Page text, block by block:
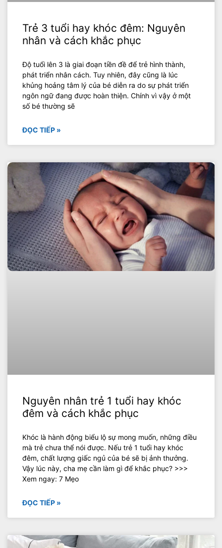
Trẻ 3 tuổi hay khóc đêm: Nguyên
nhân và cách khắc phục
Độ tuổi lên 3 là giai đoạn tiền đề để trẻ hình thành,
phát triển nhân cách. Tuy nhiên, đây cũng là lúc
khủng hoảng tâm lý của bé diễn ra do sự phát triển
ngôn ngữ đang được hoàn thiện. Chính vì vậy ở một
số bé thường sẽ
ĐỌC TIẾP »
Nguyên nhân trẻ 1 tuổi hay khóc
đêm và cách khắc phục
Khóc là hành động biểu lộ sự mong muốn, những điều
mà trẻ chưa thể nói được. Nếu trẻ 1 tuổi hay khóc
đêm, chất lượng giấc ngủ của bé sẽ bị ảnh thưởng.
Vậy lúc này, cha mẹ cần làm gì để khắc phục? >>>
Xem ngay: 7 Mẹo
ĐỌC TIẾP »